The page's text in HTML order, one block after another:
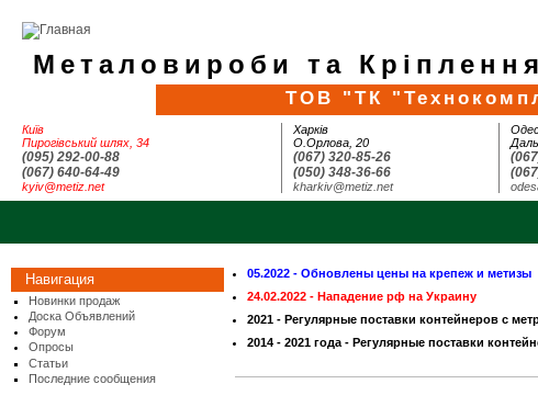
Металовироби та
ТОВ "ТК
Київ
Пирогівський шлях, 34
(095) 292-00-88
(067) 640-64-49
kyiv@metiz.net
Харків
О.Орлова, 20
(067) 320-85-26
(050) 348-36-66
kharkiv@metiz.net
Навигация
Новинки продаж
Доска Объявлений
Форум
Опросы
Статьи
Последние сообщения
05.2022 - Обновлены цены на крепеж и метизы
24.02.2022 - Нападение рф на Украину
2021 - Регулярные поставки контейнеров с
2014 - 2021 года - Регулярные поставки